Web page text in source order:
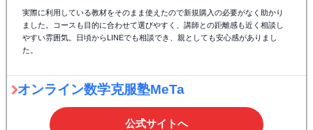
実際に利用している教材をそのまま使えたので新規購入の必要がなく助かり
ました。コースも目的に合わせて選びやすく、講師との距離感も近く相談し
やすい雰囲気。日頃からLINEでも相談でき、親としても安心感がありまし
た。
オンライン数学克服塾MeTa
公式サイトへ